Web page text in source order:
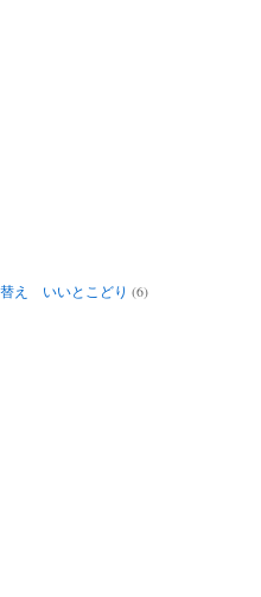
え いいとこどり (6)